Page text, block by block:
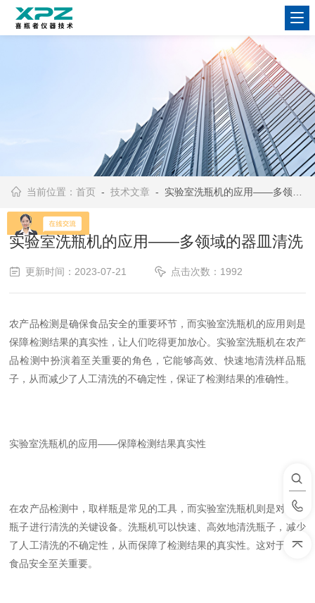
当前位置：首页 -技术文章 - 实验室洗瓶机的应用——多领域的器皿清洗
实验室洗瓶机的应用——多领域的器皿清洗
更新时间：2023-07-21 点击次数：1992
农产品检测是确保食品安全的重要环节，而实验室洗瓶机的应用则是
保障检测结果的真实性，让人们吃得更加放心。实验室洗瓶机在农产
品检测中扮演着至关重要的角色，它能够高效、快速地清洗样品瓶
子，从而减少了人工清洗的不确定性，保证了检测结果的准确性。
实验室洗瓶机的应用——保障检测结果真实性
在农产品检测中，取样瓶是常见的工具，而实验室洗瓶机则是对这些
瓶子进行清洗的关键设备。洗瓶机可以快速、高效地清洗瓶子，减少
了人工清洗的不确定性，从而保障了检测结果的真实性。这对于确保
食品安全至关重要。